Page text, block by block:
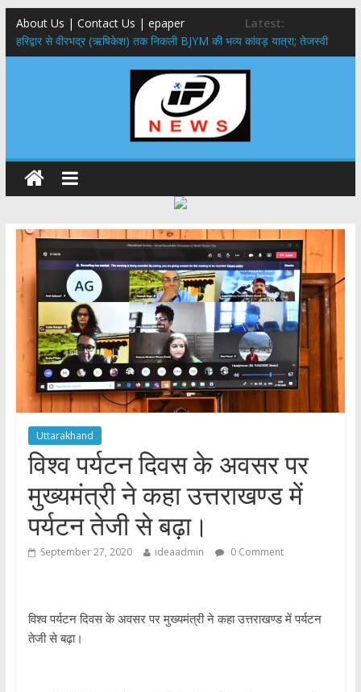
About Us | Contact Us | epaper
Latest:
​हरिद्वार से वीरभद्र (ऋषिकेश) तक निकली BJYM की भव्य कांवड़ यात्रा; तेजस्वी
सूर्या ने की देश व प्रदेशवासियों के कल्याण की कामना
नंदा की चौकी पुल हादसा: PWD के EE, AE और JE निलंबित, सीएम धामी के निर्देश
मुख्यमंत्री ने 9 लाख 87 हजार17 पेंशन लाभार्थियों को कुल 146 करोड़ 32 लाख
राष्ट्रीय हथकरघा दिवस पर मुख्यमंत्री धामी ने उत्कृष्ट बुनकरों और हस्तशिल्प
कारीगरों को किया सम्मानित
​धामी कैबिनेट का बड़ा फैसला: पशुपालकों को 60% तक सब्सिडी, गंगा एक्सप्रेसवे का
हरिद्वार तक होगा विस्तार
Uttarakhand
विश्व पर्यटन दिवस के अवसर पर
मुख्यमंत्री ने कहा उत्तराखण्ड में
पर्यटन तेजी से बढ़ा।
September 27, 2020 ideaadmin 0 Comment
विश्व पर्यटन दिवस के अवसर पर मुख्यमंत्री ने कहा उत्तराखण्ड में पर्यटन
तेजी से बढ़ा।